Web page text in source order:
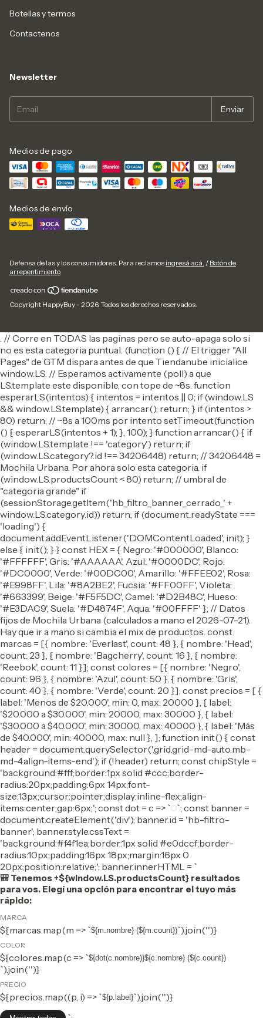
Botellas y termos
Contactenos
Newsletter
Medios de pago
Medios de envío
Defensa de las y los consumidores. Para reclamos ingresá acá. / Botón de
arrepentimiento
Copyright HappyBuy - 2026. Todos los derechos reservados.
. // Corre en TODAS las paginas pero se auto-apaga solo si
no es esta categoria puntual. (function () { // El trigger "All
Pages" de GTM dispara antes de que Tiendanube inicialice
window.LS. // Esperamos activamente (poll) a que
LS.template este disponible, con tope de ~8s. function
esperarLS(intentos) { intentos = intentos || 0; if (window.LS
&& window.LS.template) { arrancar(); return; } if (intentos >
80) return; // ~8s a 100ms por intento setTimeout(function
() { esperarLS(intentos + 1); }, 100); } function arrancar() { if
(window.LS.template !== 'category') return; if
(window.LS.category?.id !== 34206448) return; // 34206448 =
Mochila Urbana. Por ahora solo esta categoria. if
(window.LS.productsCount < 80) return; // umbral de
"categoria grande" if
(sessionStorage.getItem('hb_filtro_banner_cerrado_' +
window.LS.category.id)) return; if (document.readyState ===
'loading') {
document.addEventListener('DOMContentLoaded', init); }
else { init(); } } const HEX = { Negro: '#000000', Blanco:
'#FFFFFF', Gris: '#AAAAAA', Azul: '#0000DC', Rojo:
'#DC0000', Verde: '#00DC00', Amarillo: '#FFEE02', Rosa:
'#E998FF', Lila: '#8A2BE2', Fucsia: '#FF00FF', Violeta:
'#663399', Beige: '#F5F5DC', Camel: '#D2B48C', Hueso:
'#E3DAC9', Suela: '#D4874F', Aqua: '#00FFFF' }; // Datos
fijos de Mochila Urbana (calculados a mano el 2026-07-21).
Hay que ir a mano si cambia el mix de productos. const
marcas = [{ nombre: 'Everlast', count: 48 }, { nombre: 'Head',
count: 23 }, { nombre: 'Bagcherry', count: 16 }, { nombre:
'Reebok', count: 11 }]; const colores = [{ nombre: 'Negro',
count: 96 }, { nombre: 'Azul', count: 50 }, { nombre: 'Gris',
count: 40 }, { nombre: 'Verde', count: 20 }]; const precios = [ {
label: 'Menos de $20.000', min: 0, max: 20000 }, { label:
'$20.000 a $30.000', min: 20000, max: 30000 }, { label:
'$30.000 a $40.000', min: 30000, max: 40000 }, { label: 'Más
de $40.000', min: 40000, max: null }, ]; function init() { const
header = document.querySelector('.grid.grid-md-auto.mb-
md-4.align-items-end'); if (!header) return; const chipStyle =
'background:#fff;border:1px solid #ccc;border-
radius:20px;padding:6px 14px;font-
size:13px;cursor:pointer;display:inline-flex;align-
items:center;gap:6px;'; const dot = c => ` `; const banner =
document.createElement('div'); banner.id = 'hb-filtro-
banner'; banner.style.cssText =
'background:#f4f1ea;border:1px solid #e0dccf;border-
radius:10px;padding:16px 18px;margin:16px 0
20px;position:relative;'; banner.innerHTML = `
🎒 Tenemos +${window.LS.productsCount} resultados
para vos. Elegí una opción para encontrar el tuyo más
rápido:
MARCA
${marcas.map(m => `${m.nombre} (${m.count})`).join('')}
COLOR
${colores.map(c => `${dot(c.nombre)}${c.nombre} (${c.count})
`).join('')}
PRECIO
${precios.map((p, i) => `${p.label}`).join('')}